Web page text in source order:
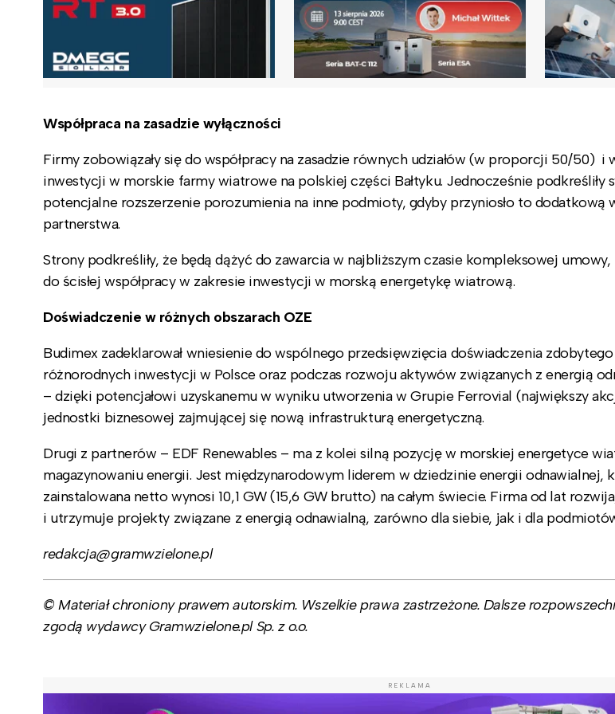
Współpraca na zasadzie wyłączności
Firmy zobowiązały się do współpracy na zasadzie równych udziałów (w proporcji 50/50) i
inwestycji w morskie farmy wiatrowe na polskiej części Bałtyku. Jednocześnie podkreśliły
potencjalne rozszerzenie porozumienia na inne podmioty, gdyby przyniosło to dodatkową
partnerstwa.
Strony podkreśliły, że będą dążyć do zawarcia w najbliższym czasie kompleksowej
do ścisłej współpracy w zakresie inwestycji w morską energetykę wiatrową.
Doświadczenie w różnych obszarach OZE
Budimex zadeklarował wniesienie do wspólnego przedsięwzięcia doświadczenia
różnorodnych inwestycji w Polsce oraz podczas rozwoju aktywów związanych z energią
– dzięki potencjałowi uzyskanemu w wyniku utworzenia w Grupie Ferrovial (największy
jednostki biznesowej zajmującej się nową infrastrukturą energetyczną.
Drugi z partnerów – EDF Renewables – ma z kolei silną pozycję w morskiej energetyce
magazynowaniu energii. Jest międzynarodowym liderem w dziedzinie energii odnawialnej,
zainstalowana netto wynosi 10,1 GW (15,6 GW brutto) na całym świecie. Firma od lat
i utrzymuje projekty związane z energią odnawialną, zarówno dla siebie, jak i dla
redakcja@gramwzielone.pl
© Materiał chroniony prawem autorskim. Wszelkie prawa zastrzeżone. Dalsze
zgodą wydawcy Gramwzielone.pl Sp. z o.o.
REKLAMA